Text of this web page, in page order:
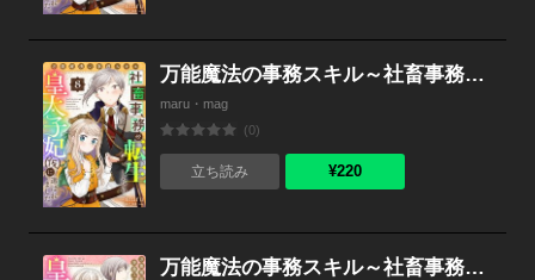
万能魔法の事務スキル～社畜事務が転生したら皇太子妃（仮）に選ばれました。 （8）
maru・mag
(0)
立ち読み ¥220
万能魔法の事務スキル～社畜事務が転生したら皇太子妃（仮）に選ばれました。 （7）